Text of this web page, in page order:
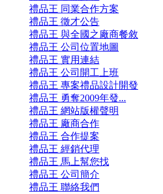
禮品王 同業合作方案
禮品王 徵才公告
禮品王 與全國之廠商餐敘
禮品王 公司位置地圖
禮品王 實用連結
禮品王 公司開工上班
禮品王 專案禮品設計開發
禮品王 勇奪2009年發...
禮品王 網站版權聲明
禮品王 廠商合作
禮品王 合作提案
禮品王 經銷代理
禮品王 馬上幫您找
禮品王 公司簡介
禮品王 聯絡我們
黃銅印泥盒黃銅印泥盒
參考價：NT: 450元